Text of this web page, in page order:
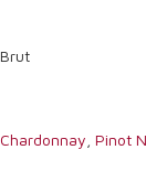
Brut
Chardonnay ,Pinot